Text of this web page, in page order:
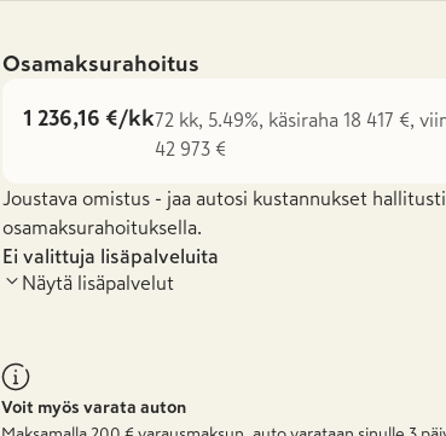
Osamaksurahoitus
1 236,16 €/kk72 kk, 5.49%, käsiraha 18 417 €,
42 973 €
Joustava omistus - jaa autosi kustannukset
osamaksurahoituksella.
Ei valittuja lisäpalveluita
Näytä lisäpalvelut
Voit myös varata auton